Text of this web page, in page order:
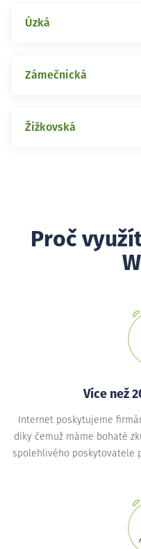
Úzká
Zámečnická
Žižkovská
Proč
Více než
Internet poskytujeme
díky čemuž máme bohaté
spolehlivého poskytovatele